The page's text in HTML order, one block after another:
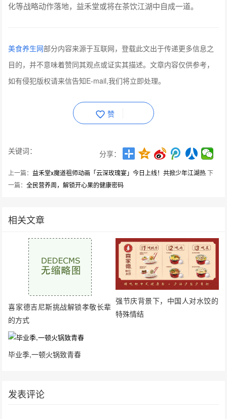
化等战略动作落地，益禾堂或将在茶饮江湖中自成一道。
美食养生网部分内容来源于互联网，登载此文出于传递更多信息之
目的，并不意味着赞同其观点或证实其描述。文章内容仅供参考，
如有侵犯版权请来信告知E-mail,我们将立即处理。
赞
关键词： 分享：
上一篇：益禾堂x魔道祖师动画「云深玫瑰宴」今日上线！共掀少年江湖热下
一篇：全民营养周，解锁开心果的健康密码
相关文章
喜家德吉尼斯挑战解锁孝敬长辈
的方式
强节庆背景下，中国人对水饺的
特殊情结
毕业季,一顿火锅致青春
发表评论